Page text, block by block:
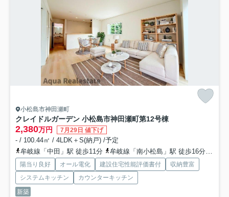
小松島市神田瀬町
クレイドルガーデン 小松島市神田瀬町第12号棟
2,380万円 7月29日 値下げ
- / 100.44㎡ / 4LDK＋S(納戸) /予定
牟岐線「中田」駅 徒歩11分
牟岐線「南小松島」駅 徒歩16分
陽当り良好 オール電化 建設住宅性能評価書付
収納豊富
システムキッチン
カウンターキッチン
新築